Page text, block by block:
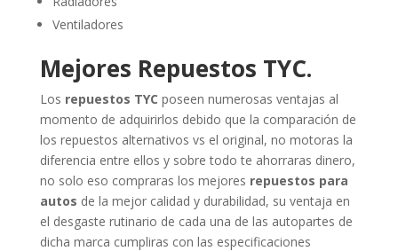
Ventiladores
Mejores Repuestos TYC.
Los repuestos TYC poseen numerosas ventajas al
momento de adquirirlos debido que la comparación de
los repuestos alternativos vs el original, no motoras la
diferencia entre ellos y sobre todo te ahorraras dinero,
no solo eso compraras los mejores repuestos para
autos de la mejor calidad y durabilidad, su ventaja en
el desgaste rutinario de cada una de las autopartes de
dicha marca cumpliras con las especificaciones